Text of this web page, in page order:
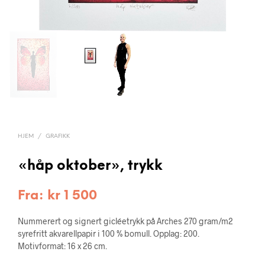
HJEM / GRAFIKK
«håp oktober», trykk
Fra: kr 1 500
Nummerert og signert gicléetrykk på Arches 270 gram/m2
syrefritt akvarellpapir i 100 % bomull. Opplag: 200.
Motivformat: 16 x 26 cm.